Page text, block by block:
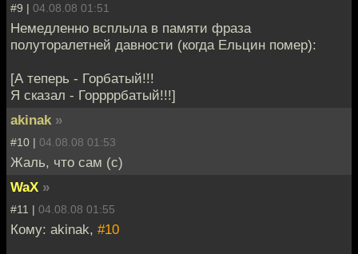
#9 | 04.08.08 01:51
Немедленно всплыла в памяти фраза
полуторалетней давности (когда Ельцин помер):
[А теперь - Горбатый!!!
Я сказал - Горрррбатый!!!]
akinak »
#10 | 04.08.08 01:53
Жаль, что сам (с)
WaX »
#11 | 04.08.08 01:55
Кому: akinak, #10